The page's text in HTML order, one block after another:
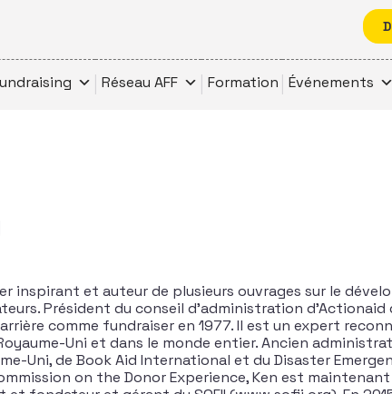
Réseau AFF Formation Événements
inspirant et auteur de plusieurs ouvrages sur le
Président du conseil d’administration d’Actionaid
comme fundraiser en 1977. Il est un expert
Uni et dans le monde entier. Ancien
Uni, de Book Aid International et du Disaster
on the Donor Experience, Ken est maintenant